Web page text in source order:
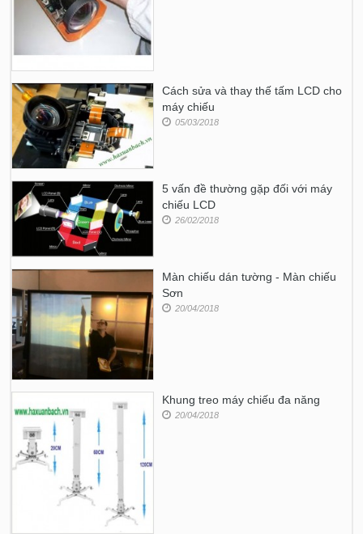
Cách sửa và thay thế tấm LCD cho
máy chiếu
05/03/2018
5 vấn đề thường gặp đối với máy
chiếu LCD
26/02/2018
Màn chiếu dán tường - Màn chiếu
Sơn
20/04/2018
Khung treo máy chiếu đa năng
20/04/2018